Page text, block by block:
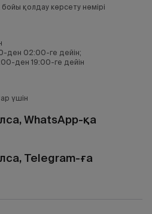
бойы қолдау көрсету нөмірі
ден 02:00-ге дейін;
ден 19:00-ге дейін
үшін
WhatsApp-қа
Telegram-ға